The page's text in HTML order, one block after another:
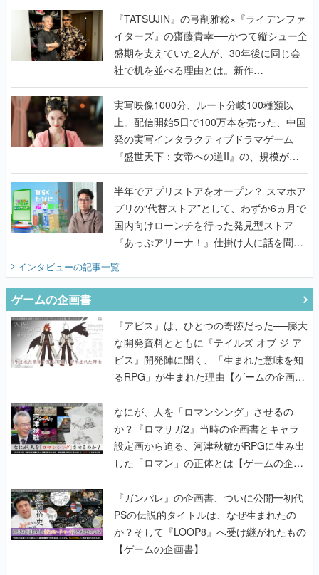
く
『TATSUJIN』の弓削雅稔×『ライデンファ
イターズ』の齋藤貴幸──かつて縦シュー全
盛期を支えていた2人が、30年後に同じ会
社で机を並べる理由とは。新作
『TATSUJIN EXTREME』で初タッグを組
んだレジェンド2人に訊く開発秘話
実写映像1000分、ルート分岐100種類以
上。配信開始5日で100万本を売った、中国
発の実写インタラクティブドラマゲーム
『盛世天下：女帝への道II』の、規模が違
うこだわりをプロデューサーに聞いた
半年でアプリストアをオープン？ スマホア
プリの“代替ストア”として、わずか6ヵ月で
国内向けローンチを行った発見型ストア
『あっぷアリーナ！』仕掛け人に話を聞い
インタビューの記事一覧
ゲームの企画書
『アビス』は、ひとつの奇跡だった──膨大
な開発資料とともに『テイルズ オブ ジ ア
ビス』開発陣に聞く、「生まれた意味を知
るRPG」が生まれた理由【ゲームの企画
書】
なにが、人を「ロマンシング」させるの
か？『ロマサガ2』当時の企画書とキャラ
設定画から迫る、河津秋敏がRPGに生み出
した「ロマン」の正体とは【ゲームの企画
書】
『ガンパレ』の企画書、ついに公開━初代
PSの伝説的タイトルは、なぜ生まれたの
か？そして『LOOP8』へ受け継がれたもの
【ゲームの企画書】